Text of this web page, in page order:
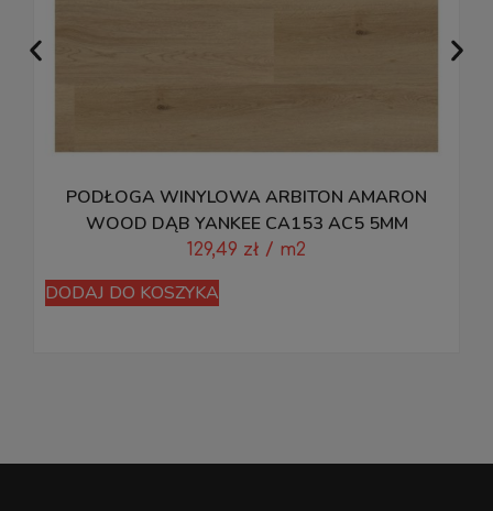
PODŁOGA WINYLOWA ARBITON AMARON
WOOD DĄB YANKEE CA153 AC5 5MM
129,49 zł / m2
DODAJ DO KOSZYKA